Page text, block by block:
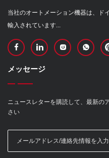
当社のオートメーション機器は、ド
輸入されています...
メッセージ
ニュースレターを購読して、最新の
さい